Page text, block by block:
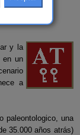
y la
en un
a
paleontologico, una
35.000 años atrás)